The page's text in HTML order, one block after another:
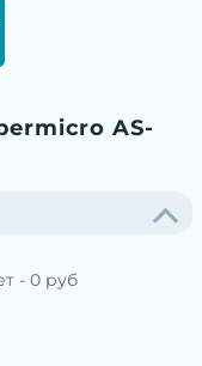
AS-
- 0 руб